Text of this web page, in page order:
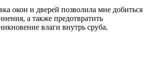
окон и дверей позволила мне добиться
а также предотвратить
влаги внутрь сруба.